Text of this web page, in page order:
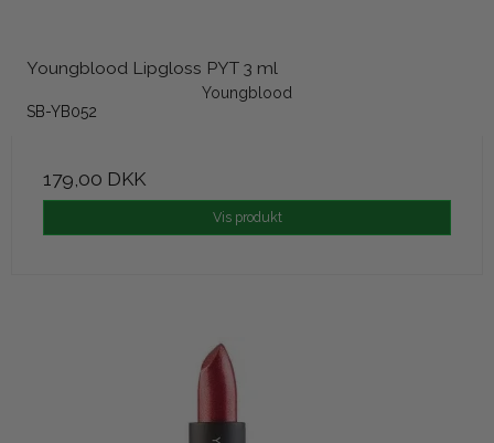
Youngblood Lipgloss PYT 3 ml
Youngblood
SB-YB052
179,00 DKK
Vis produkt